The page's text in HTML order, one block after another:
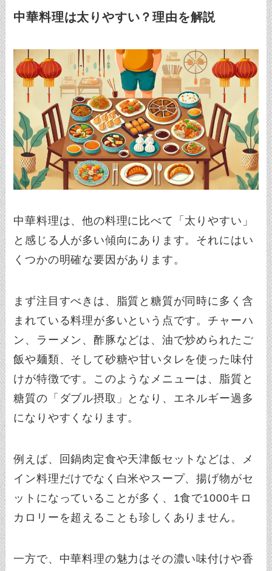
中華料理は太りやすい？理由を解説
中華料理は、他の料理に比べて「太りやすい」
と感じる人が多い傾向にあります。それにはい
くつかの明確な要因があります。
まず注目すべきは、脂質と糖質が同時に多く含
まれている料理が多いという点です。チャーハ
ン、ラーメン、酢豚などは、油で炒められたご
飯や麺類、そして砂糖や甘いタレを使った味付
けが特徴です。このようなメニューは、脂質と
糖質の「ダブル摂取」となり、エネルギー過多
になりやすくなります。
例えば、回鍋肉定食や天津飯セットなどは、メ
イン料理だけでなく白米やスープ、揚げ物がセ
ットになっていることが多く、1食で1000キロ
カロリーを超えることも珍しくありません。
一方で、中華料理の魅力はその濃い味付けや香